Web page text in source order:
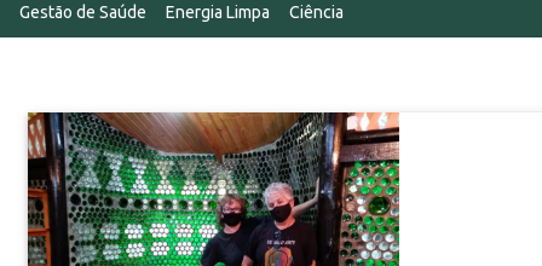
Gestão de Saúde Energia Limpa Ciência
MIDIAKIT
Especial